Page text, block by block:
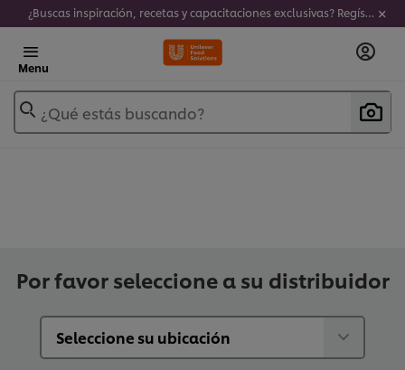
¿Buscas inspiración, recetas y capacitaciones exclusivas? Regístrate a nuestro newsletter!
Menu
¿Qué estás buscando?
Por favor seleccione a su distribuidor